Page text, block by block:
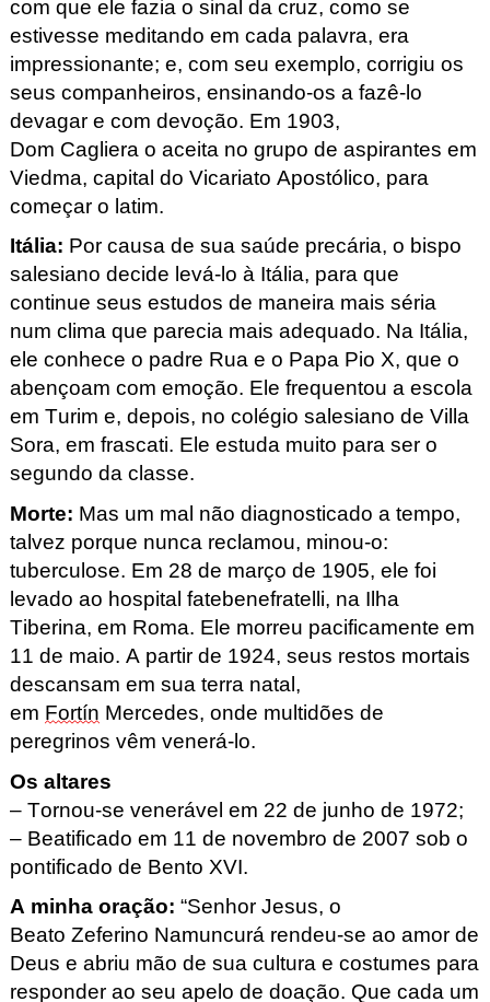
com que ele fazia o sinal da cruz, como se
estivesse meditando em cada palavra, era
impressionante; e, com seu exemplo, corrigiu os
seus companheiros, ensinando-os a fazê-lo
devagar e com devoção. Em 1903,
Dom Cagliera o aceita no grupo de aspirantes em
Viedma, capital do Vicariato Apostólico, para
começar o latim.
Itália: Por causa de sua saúde precária, o bispo
salesiano decide levá-lo à Itália, para que
continue seus estudos de maneira mais séria
num clima que parecia mais adequado. Na Itália,
ele conhece o padre Rua e o Papa Pio X, que o
abençoam com emoção. Ele frequentou a escola
em Turim e, depois, no colégio salesiano de Villa
Sora, em frascati. Ele estuda muito para ser o
segundo da classe.
Morte: Mas um mal não diagnosticado a tempo,
talvez porque nunca reclamou, minou-o:
tuberculose. Em 28 de março de 1905, ele foi
levado ao hospital fatebenefratelli, na Ilha
Tiberina, em Roma. Ele morreu pacificamente em
11 de maio. A partir de 1924, seus restos mortais
descansam em sua terra natal,
em Fortín Mercedes, onde multidões de
peregrinos vêm venerá-lo.
Os altares
– Tornou-se venerável em 22 de junho de 1972;
– Beatificado em 11 de novembro de 2007 sob o
pontificado de Bento XVI.
A minha oração: “Senhor Jesus, o
Beato Zeferino Namuncurá rendeu-se ao amor de
Deus e abriu mão de sua cultura e costumes para
responder ao seu apelo de doação. Que cada um